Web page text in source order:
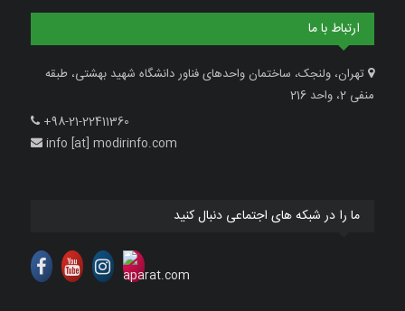
ارتباط با ما
تهران، ولنجک، ساختمان واحدهای فناور دانشگاه شهید بهشتی، طبقه
منفی 2، واحد 216
+98-21-22411360
info [at] modirinfo.com
ما را در شبکه های اجتماعی دنبال کنید